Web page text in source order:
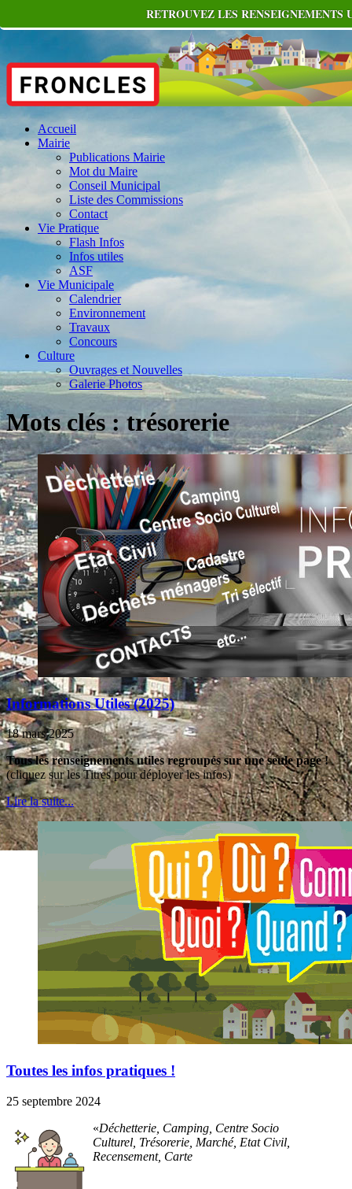
Accueil
Mairie
Publications Mairie
Mot du Maire
Conseil Municipal
Liste des Commissions
Contact
Vie Pratique
Flash Infos
Infos utiles
ASF
Vie Municipale
Calendrier
Environnement
Travaux
Concours
Culture
Ouvrages et Nouvelles
Galerie Photos
Mots clés : trésorerie
Informations Utiles (2025)
18 mars 2025
Tous les renseignements utiles regroupés sur une seule page !
(cliquez sur les Titres pour déployer les infos)
Lire la suite...
Toutes les infos pratiques !
25 septembre 2024
Déchetterie, Camping, Centre Socio
Culturel, Trésorerie, Marché, Etat Civil,
Recensement, Carte
RETROUVEZ LES RENSEIGNEMENTS